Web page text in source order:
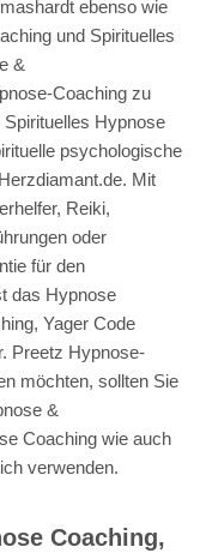
ebenso wie
und Spirituelles
&
Coaching zu
Hypnose
psychologische
Mit
Reiki,
oder
für den
das Hypnose
Yager Code
Preetz Hypnose-
möchten, sollten Sie
&
Coaching wie auch
verwenden.
Coaching,